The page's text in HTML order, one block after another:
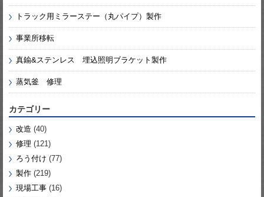
トラック用ミラーステー（丸パイプ）製作
事業所移転
真鍮&ステンレス 埋込照明ブラケット製作
蒸気釜 修理
カテゴリー
改造 (40)
修理 (121)
ろう付け (77)
製作 (219)
現場工事 (16)